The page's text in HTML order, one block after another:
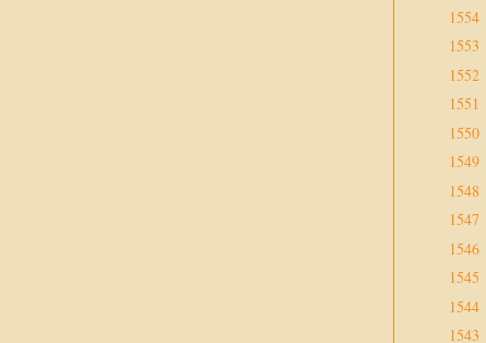
1554
1553
1552
1551
1550
1549
1548
1547
1546
1545
1544
1543